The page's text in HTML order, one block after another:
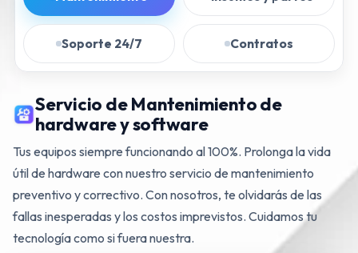
Soporte 24/7 Contratos
Servicio de Mantenimiento de
hardware y software
Tus equipos siempre funcionando al 100%. Prolonga la vida
útil de hardware con nuestro servicio de mantenimiento
preventivo y correctivo. Con nosotros, te olvidarás de las
fallas inesperadas y los costos imprevistos. Cuidamos tu
tecnología como si fuera nuestra.